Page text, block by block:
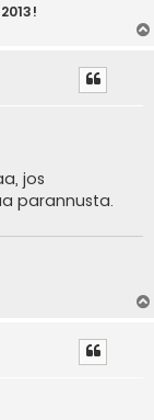
jos
parannusta.